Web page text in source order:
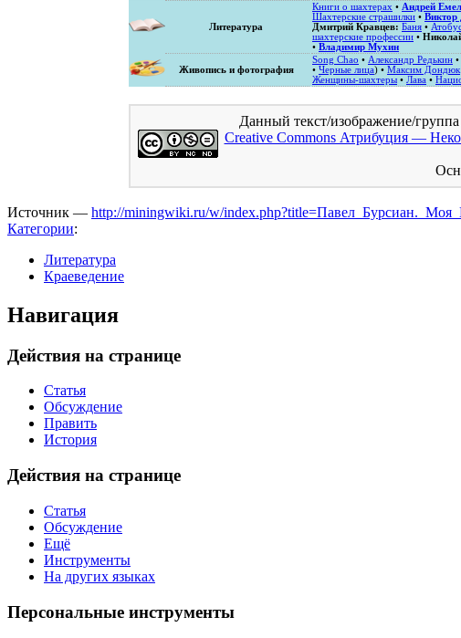
Литература
Книги о шахтерах • Андрей
Шахтерские страшилки •
Дмитрий Кравцев: Баня •
шахтерские профессии •
• Владимир Мухин
Живопись и фотография
Song Chao • Александр Редькин •
• Черные лица) • Максим Дондюк
Женщины-шахтеры • Лава •
Данный текст/изображение/
Creative Commons Атрибуция —
Источник — http://miningwiki.ru/w/
Категории:
Литература
Краеведение
Навигация
Действия на странице
Статья
Обсуждение
Править
История
Действия на странице
Статья
Обсуждение
Ещё
Инструменты
На других языках
Персональные инструменты